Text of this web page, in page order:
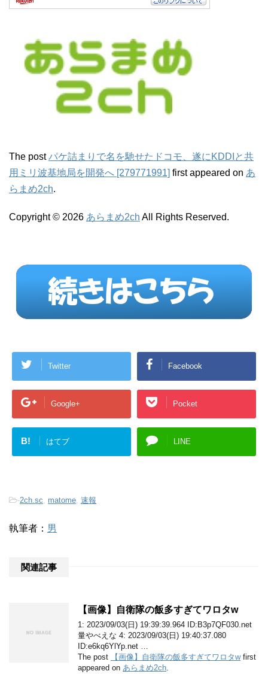
The postパケ詰まりで名を馳せたドコモ、遂にKDDIと共
用ミリ波基地局を開発へ [279771991] first appeared on あ
らまめ2ch.
Copyright © 2026 あらまめ2ch All Rights Reserved.
Twitter Facebook
Google+ Pocket
B! はてブ LINE
-2ch.sc matome 速報
執筆者： 男
関連記事
【画像】自衛隊の飯多すぎてワロタw
1: 2023/09/03(日) 19:39:39.964 ID:B3p7QF030.net
量やべえな 4: 2023/09/03(日) 19:40:37.080
ID:e6kq6YlYp.net …
The post
【画像】自衛隊の飯多すぎてワロタwfirst
appeared on あらまめ2ch